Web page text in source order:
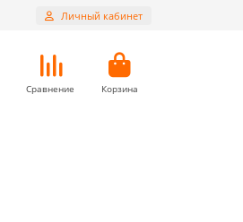
Личный кабинет
Сравнение Корзина